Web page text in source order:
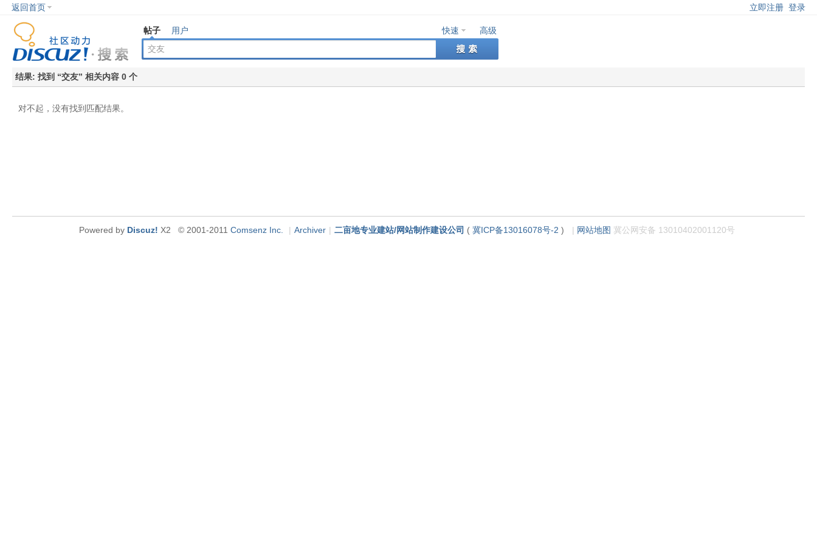
返回首页 立即注册 登录
快速 高级
帖子 用户
结果: 找到 “交友” 相关内容 0 个
对不起，没有找到匹配结果。
Powered by Discuz! X2 © 2001-2011 Comsenz Inc. | Archiver | 二亩地专业建站/网站制作建设公司 ( 冀ICP备13016078号-2 ) | 网站地图 冀公网安备 13010402001120号